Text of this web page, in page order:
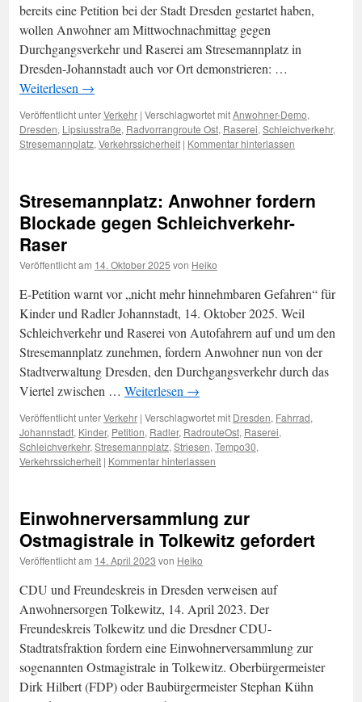
bereits eine Petition bei der Stadt Dresden gestartet haben,
wollen Anwohner am Mittwochnachmittag gegen
Durchgangsverkehr und Raserei am Stresemannplatz in
Dresden-Johannstadt auch vor Ort demonstrieren: …
Weiterlesen →
Veröffentlicht unterVerkehr | Verschlagwortet mitAnwohner-Demo,
Dresden, Lipsiusstraße, Radvorrangroute Ost, Raserei, Schleichverkehr,
Stresemannplatz, Verkehrssicherheit | Kommentar hinterlassen
Stresemannplatz: Anwohner fordern
Blockade gegen Schleichverkehr-
Raser
Veröffentlicht am 14. Oktober 2025 von Heiko
E-Petition warnt vor „nicht mehr hinnehmbaren Gefahren“ für
Kinder und Radler Johannstadt, 14. Oktober 2025. Weil
Schleichverkehr und Raserei von Autofahrern auf und um den
Stresemannplatz zunehmen, fordern Anwohner nun von der
Stadtverwaltung Dresden, den Durchgangsverkehr durch das
Viertel zwischen … Weiterlesen →
Veröffentlicht unterVerkehr | Verschlagwortet mit Dresden, Fahrrad,
Johannstadt, Kinder, Petition, Radler, RadrouteOst, Raserei,
Schleichverkehr, Stresemannplatz, Striesen, Tempo30,
Verkehrssicherheit | Kommentar hinterlassen
Einwohnerversammlung zur
Ostmagistrale in Tolkewitz gefordert
Veröffentlicht am 14. April 2023 von Heiko
CDU und Freundeskreis in Dresden verweisen auf
Anwohnersorgen Tolkewitz, 14. April 2023. Der
Freundeskreis Tolkewitz und die Dresdner CDU-
Stadtratsfraktion fordern eine Einwohnerversammlung zur
sogenannten Ostmagistrale in Tolkewitz. Oberbürgermeister
Dirk Hilbert (FDP) oder Baubürgermeister Stephan Kühn